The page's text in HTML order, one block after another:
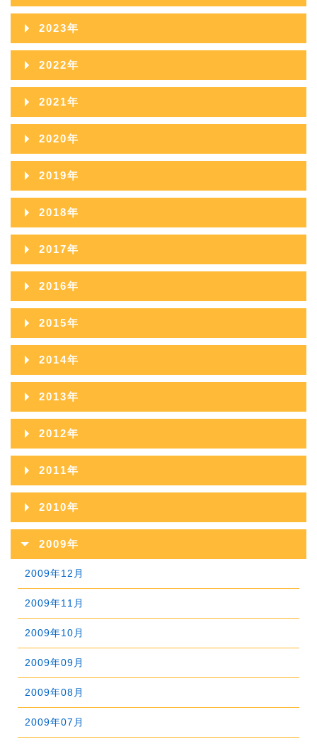
2026年06月
2026年05月
2026年04月
2026年03月
2026年02月
2026年01月
2025年11月
2025年10月
2025年09月
2025年08月
2025年07月
2025年06月
2025年05月
2025年03月
2025年02月
2025年01月
2024年12月
2024年11月
2024年10月
2024年09月
2024年08月
2024年07月
2024年06月
2024年05月
2024年03月
2024年02月
2024年01月
2023年
2023年12月
2023年11月
2023年10月
2023年09月
2023年08月
2023年07月
2023年06月
2023年05月
2023年03月
2023年02月
2023年01月
2022年
2022年12月
2022年11月
2022年10月
2022年09月
2022年08月
2022年07月
2022年06月
2022年05月
2022年03月
2022年02月
2022年01月
2021年
2021年12月
2021年11月
2021年10月
2021年09月
2021年08月
2021年07月
2021年06月
2021年05月
2021年03月
2021年02月
2021年01月
2020年
2020年12月
2020年11月
2020年10月
2020年09月
2020年08月
2020年07月
2020年06月
2020年05月
2020年03月
2020年02月
2020年01月
2019年
2019年12月
2019年11月
2019年10月
2019年09月
2019年08月
2019年07月
2019年06月
2019年05月
2019年03月
2019年02月
2019年01月
2018年
2018年12月
2018年11月
2018年10月
2018年09月
2018年08月
2018年07月
2018年06月
2018年05月
2018年03月
2018年02月
2018年01月
2017年
2017年12月
2017年11月
2017年10月
2017年09月
2017年08月
2017年07月
2017年06月
2017年05月
2017年03月
2017年02月
2017年01月
2016年
2016年12月
2016年11月
2016年10月
2016年09月
2016年08月
2016年07月
2016年06月
2016年05月
2015年
2015年12月
2015年11月
2015年10月
2015年09月
2015年08月
2015年07月
2015年06月
2015年05月
2015年04月
2015年03月
2015年02月
2015年01月
2014年
2014年12月
2014年11月
2014年10月
2014年09月
2014年08月
2014年07月
2014年06月
2014年05月
2014年04月
2014年03月
2014年02月
2014年01月
2013年
2013年12月
2013年11月
2013年10月
2013年09月
2013年08月
2013年07月
2013年06月
2013年05月
2013年04月
2013年03月
2013年02月
2012年
2012年12月
2012年11月
2012年10月
2012年09月
2012年08月
2012年07月
2012年06月
2012年05月
2012年04月
2012年03月
2011年
2011年12月
2011年11月
2011年10月
2011年09月
2011年08月
2011年07月
2011年06月
2011年05月
2011年04月
2010年
2010年12月
2009年
2009年12月
2009年11月
2009年10月
2009年09月
2009年08月
2009年07月